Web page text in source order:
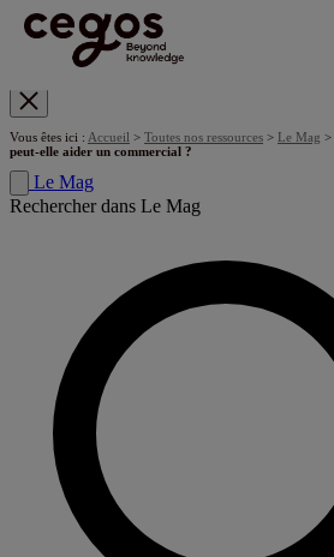
Vous êtes ici : Accueil > Toutes nos ressources > Le Mag >
peut-elle aider un commercial ?
Le Mag
Rechercher dans Le Mag